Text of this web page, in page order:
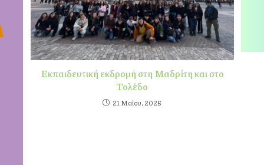
Εκπαιδευτική εκδρομή στη Μαδρίτη και στο
Τολέδο
21 Μαΐου, 2025